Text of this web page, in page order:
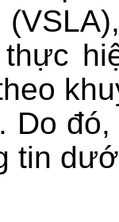
Do
tin